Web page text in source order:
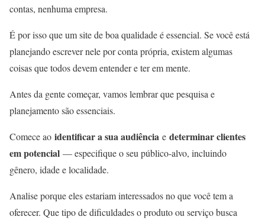
contas, nenhuma empresa.
É por isso que um site de boa qualidade é essencial. Se você está
planejando escrever nele por conta própria, existem algumas
coisas que todos devem entender e ter em mente.
Antes da gente começar, vamos lembrar que pesquisa e
planejamento são essenciais.
Comece ao identificar a sua audiência e determinar clientes
em potencial — especifique o seu público-alvo, incluindo
gênero, idade e localidade.
Analise porque eles estariam interessados no que você tem a
oferecer. Que tipo de dificuldades o produto ou serviço busca